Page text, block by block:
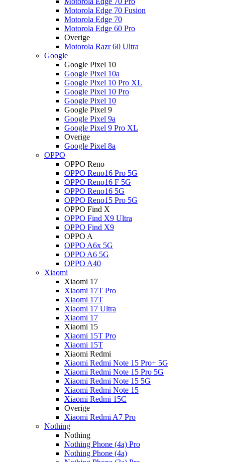
Motorola Edge 70 Fusion
Motorola Edge 70
Motorola Edge 60 Pro
Overige
Motorola Razr 60 Ultra
Google
Google Pixel 10
Google Pixel 10a
Google Pixel 10 Pro XL
Google Pixel 10 Pro
Google Pixel 10
Google Pixel 9
Google Pixel 9a
Google Pixel 9 Pro XL
Overige
Google Pixel 8a
OPPO
OPPO Reno
OPPO Reno16 Pro 5G
OPPO Reno16 F 5G
OPPO Reno16 5G
OPPO Reno15 Pro 5G
OPPO Find X
OPPO Find X9 Ultra
OPPO Find X9
OPPO A
OPPO A6x 5G
OPPO A6 5G
OPPO A40
Xiaomi
Xiaomi 17
Xiaomi 17T Pro
Xiaomi 17T
Xiaomi 17 Ultra
Xiaomi 17
Xiaomi 15
Xiaomi 15T Pro
Xiaomi 15T
Xiaomi Redmi
Xiaomi Redmi Note 15 Pro+ 5G
Xiaomi Redmi Note 15 Pro 5G
Xiaomi Redmi Note 15 5G
Xiaomi Redmi Note 15
Xiaomi Redmi 15C
Overige
Xiaomi Redmi A7 Pro
Nothing
Nothing
Nothing Phone (4a) Pro
Nothing Phone (4a)